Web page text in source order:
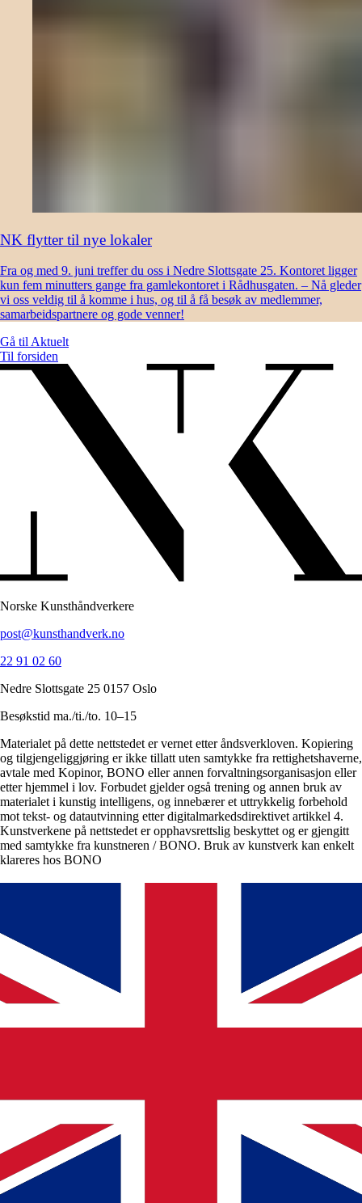
NK flytter til nye lokaler
Fra og med 9. juni treffer du oss i Nedre Slottsgate 25. Kontoret ligger
kun fem minutters gange fra gamlekontoret i Rådhusgaten. – Nå gleder
vi oss veldig til å komme i hus, og til å få besøk av medlemmer,
samarbeidspartnere og gode venner!
Gå til Aktuelt
Til forsiden
Norske Kunsthåndverkere
post@kunsthandverk.no
22 91 02 60
Nedre Slottsgate 25 0157 Oslo
Besøkstid ma./ti./to. 10–15
Materialet på dette nettstedet er vernet etter åndsverkloven. Kopiering
og tilgjengeliggjøring er ikke tillatt uten samtykke fra rettighetshaverne,
avtale med Kopinor, BONO eller annen forvaltningsorganisasjon eller
etter hjemmel i lov. Forbudet gjelder også trening og annen bruk av
materialet i kunstig intelligens, og innebærer et uttrykkelig forbehold
mot tekst- og datautvinning etter digitalmarkedsdirektivet artikkel 4.
Kunstverkene på nettstedet er opphavsrettslig beskyttet og er gjengitt
med samtykke fra kunstneren / BONO. Bruk av kunstverk kan enkelt
klareres hos BONO